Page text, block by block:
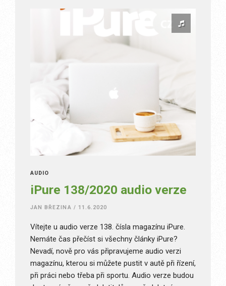
AUDIO
iPure 138/2020 audio verze
JAN BŘEZINA / 11.6.2020
Vítejte u audio verze 138. čísla magazínu iPure.
Nemáte čas přečíst si všechny články iPure?
Nevadí, nově pro vás připravujeme audio verzi
magazínu, kterou si můžete pustit v autě při řízení,
při práci nebo třeba při sportu. Audio verze budou